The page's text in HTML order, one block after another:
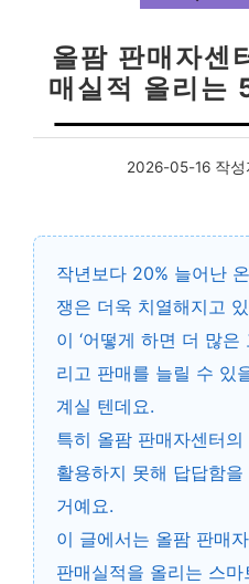
올팜 판매자센
매실적 올리는
2026-05-16 작성
작년보다 20% 늘어난
쟁은 더욱 치열해지고
이 ‘어떻게 하면 더 많
리고 판매를 늘릴 수 있
계실 텐데요.
특히 올팜 판매자센터
활용하지 못해 답답함
거예요.
이 글에서는 올팜 판매
판매실적을 올리는 스